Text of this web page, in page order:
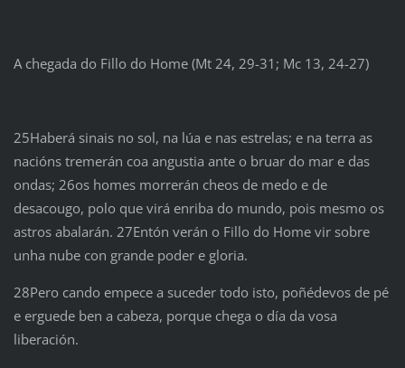
A chegada do Fillo do Home (Mt 24, 29-31; Mc 13, 24-27)
25Haberá sinais no sol, na lúa e nas estrelas; e na terra as
nacións tremerán coa angustia ante o bruar do mar e das
ondas; 26os homes morrerán cheos de medo e de
desacougo, polo que virá enriba do mundo, pois mesmo os
astros abalarán. 27Entón verán o Fillo do Home vir sobre
unha nube con grande poder e gloria.
28Pero cando empece a suceder todo isto, poñédevos de pé
e erguede ben a cabeza, porque chega o día da vosa
liberación.